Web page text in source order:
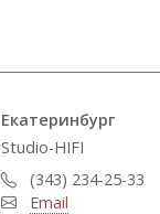
Екатеринбург
Studio-HIFI
(343) 234-25-33
Email